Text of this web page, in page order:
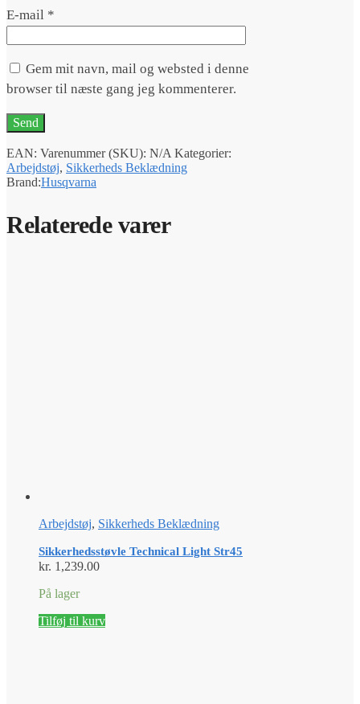
E-mail *
Gem mit navn, mail og websted i denne
browser til næste gang jeg kommenterer.
EAN: Varenummer (SKU): N/A Kategorier:
Arbejdstøj, Sikkerheds Beklædning
Brand:Husqvarna
Relaterede varer
Arbejdstøj, Sikkerheds Beklædning
Sikkerhedsstøvle Technical Light Str45
kr. 1,239.00
På lager
Tilføj til kurv